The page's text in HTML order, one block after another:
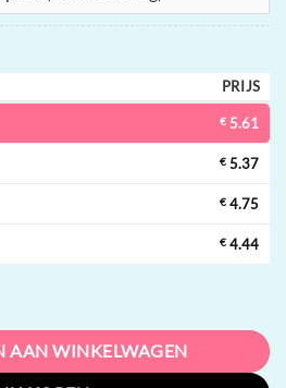
PRIJS
€ 5.61
€ 5.37
€ 4.75
€ 4.44
| 15000 trekjes, dubbel mesh,
AAN WINKELWAGEN